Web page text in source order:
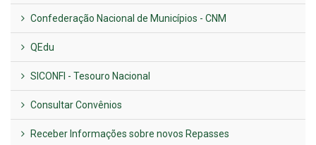
Confederação Nacional de Municípios - CNM
QEdu
SICONFI - Tesouro Nacional
Consultar Convênios
Receber Informações sobre novos Repasses